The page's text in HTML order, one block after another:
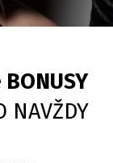
BONUSY
NAVŽDY